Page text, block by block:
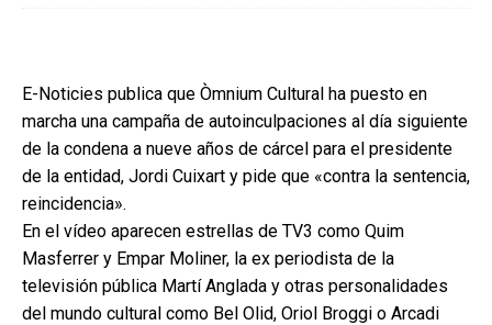
E-Noticies publica que Òmnium Cultural ha puesto en
marcha una campaña de autoinculpaciones al día siguiente
de la condena a nueve años de cárcel para el presidente
de la entidad, Jordi Cuixart y pide que «contra la sentencia,
reincidencia».
En el vídeo aparecen estrellas de TV3 como Quim
Masferrer y Empar Moliner, la ex periodista de la
televisión pública Martí Anglada y otras personalidades
del mundo cultural como Bel Olid, Oriol Broggi o Arcadi